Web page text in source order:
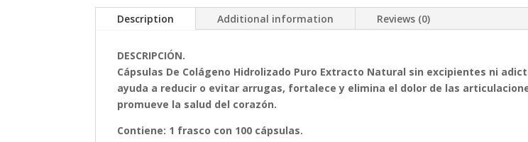
De
Description Additional information Reviews (0)
DESCRIPCIÓN.
Cápsulas De Colágeno Hidrolizado Puro Extracto Natural sin excipientes ni
ayuda a reducir o evitar arrugas, fortalece y elimina el dolor de las
promueve la salud del corazón.
Contiene: 1 frasco con 100 cápsulas.